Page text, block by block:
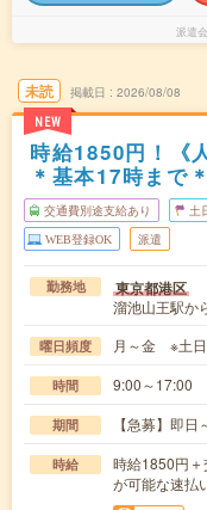
派遣
未読
NEW
掲載日 2026/08/08
時給1850円！《
＊基本17時まで
交通費別途支給あり 土
WEB登録OK 派遣
勤務地 東京都港区
溜池山王駅か
曜日頻度 月～金 ※土
時間 9:00～17:00
期間 【急募】即
時給
時給1850円
が可能な速払